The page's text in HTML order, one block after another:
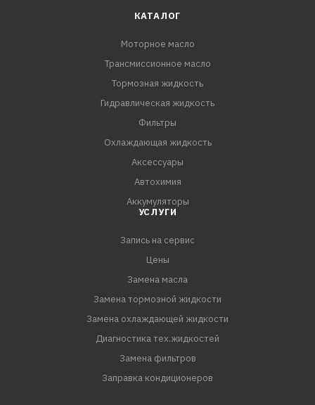
Удалите ножом избыток силикона.
- RTV — вулканизируется при комнатной температуре.
- После вулканизации сохраняет эластичность и
приобретает водостойкость.
- Превосходит официальные стандарты О.Е.М.
- Рабочий диапазон температур: от -70 до +345 °С.
- Серый термостойкий силиконовый формирователь
прокладок применяется для установки поддона
КАТАЛОГ
Моторное масло
Трансмиссионное масло
Тормозная жидкость
Гидравлическая жидкость
Фильтры
Охлаждающая жидкость
Аксессуары
Автохимия
Аккумуляторы
УСЛУГИ
Запись на сервис
Цены
Замена масла
Замена тормозной жидкости
Замена охлаждающей жидкости
Диагностика тех.жидкостей
Замена фильтров
Заправка кондиционеров